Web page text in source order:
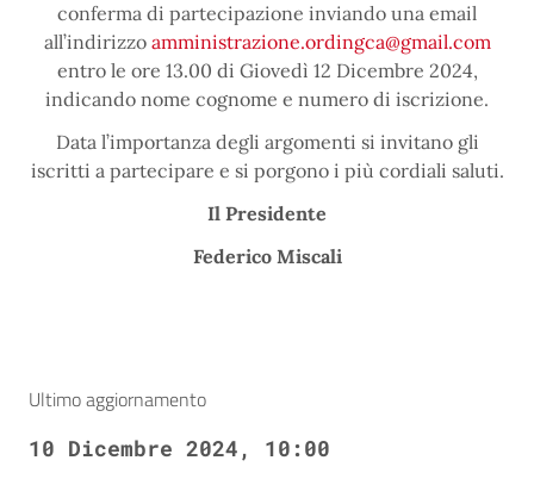
conferma di partecipazione inviando una email
all’indirizzo amministrazione.ordingca@gmail.com
entro le ore 13.00 di Giovedì 12 Dicembre 2024,
indicando nome cognome e numero di iscrizione.
Data l’importanza degli argomenti si invitano gli
iscritti a partecipare e si porgono i più cordiali saluti.
Il Presidente
Federico Miscali
Ultimo aggiornamento
10 Dicembre 2024, 10:00